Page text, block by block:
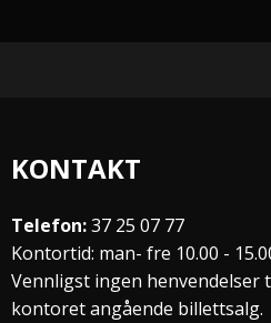
KONTAKT
Telefon:37 25 07 77
Kontortid: man- fre 10.00 -
Vennligst ingen henvendelser
kontoret angående billettsalg.